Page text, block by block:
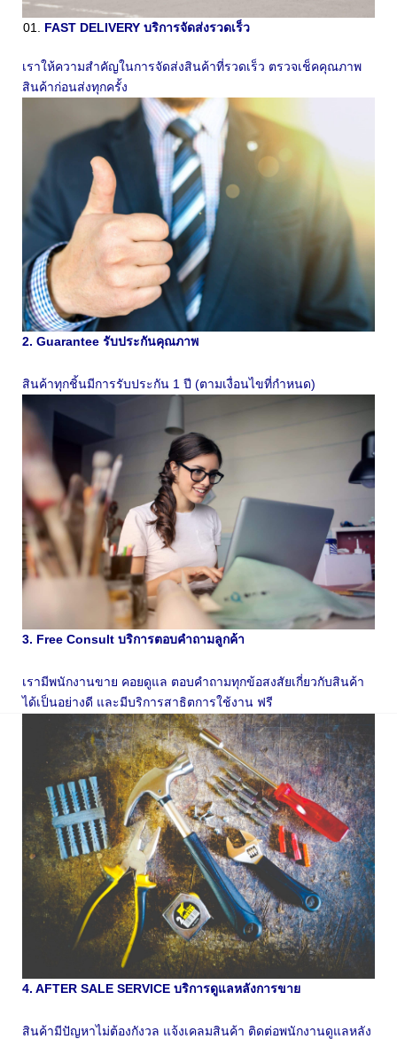
FAST DELIVERY บริการจัดส่งรวดเร็ว
เราให้ความสำคัญในการจัดส่งสินค้าที่รวดเร็ว ตรวจเช็คคุณภาพ
สินค้าก่อนส่งทุกครั้ง
2. Guarantee รับประกันคุณภาพ
สินค้าทุกชิ้นมีการรับประกัน 1 ปี (ตามเงื่อนไขที่กำหนด)
3. Free Consult บริการตอบคำถามลูกค้า
เรามีพนักงานขาย คอยดูแล ตอบคำถามทุกข้อสงสัยเกี่ยวกับสินค้า
ได้เป็นอย่างดี และมีบริการสาธิตการใช้งาน ฟรี
4. AFTER SALE SERVICE บริการดูแลหลังการขาย
สินค้ามีปัญหาไม่ต้องกังวล แจ้งเคลมสินค้า ติดต่อพนักงานดูแลหลัง